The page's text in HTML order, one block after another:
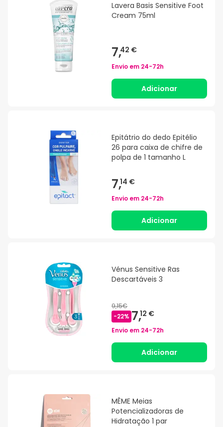
Lavera Basis Sensitive Foot
Cream 75ml
7,42 €
Envio em 24-72h
Adicionar
Epitátrio do dedo Epitélio
26 para caixa de chifre de
polpa de 1 tamanho L
7,14 €
Envio em 24-72h
Adicionar
Vénus Sensitive Ras
Descartáveis 3
9,15€
-22% 7,12 €
Envio em 24-72h
Adicionar
MÊME Meias
Potencializadoras de
Hidratação 1 par